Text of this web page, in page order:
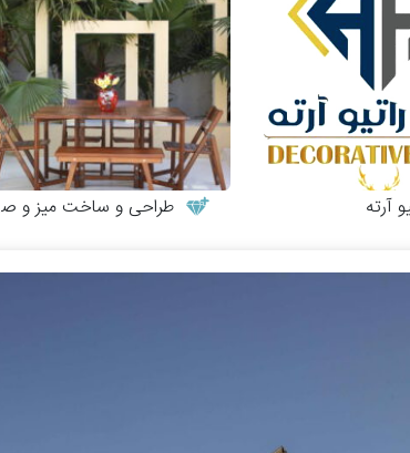
آرته طراحی و ساخت میز و صندلی چوبی